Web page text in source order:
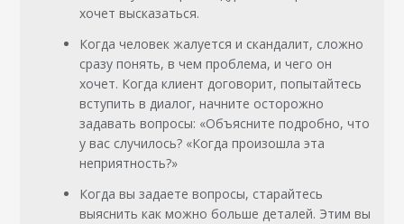
хочет высказаться.
Когда человек жалуется и скандалит, сложно
сразу понять, в чем проблема, и чего он
хочет. Когда клиент договорит, попытайтесь
вступить в диалог, начните осторожно
задавать вопросы: «Объясните подробно, что
у вас случилось? «Когда произошла эта
неприятность?»
Когда вы задаете вопросы, старайтесь
выяснить как можно больше деталей. Этим вы